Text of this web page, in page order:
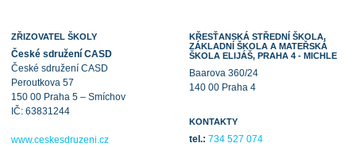
ZŘIZOVATEL ŠKOLY
České sdružení CASD
České sdružení CASD
Peroutkova 57
150 00 Praha 5 – Smíchov
IČ: 63831244
www.ceskesdruzeni.cz
KŘESŤANSKÁ STŘEDNÍ ŠKOLA,
ZÁKLADNÍ ŠKOLA A MATEŘSKÁ
ŠKOLA ELIJÁŠ, PRAHA 4 - MICHLE
Baarova 360/24
140 00 Praha 4
KONTAKTY
tel.: 734 527 074